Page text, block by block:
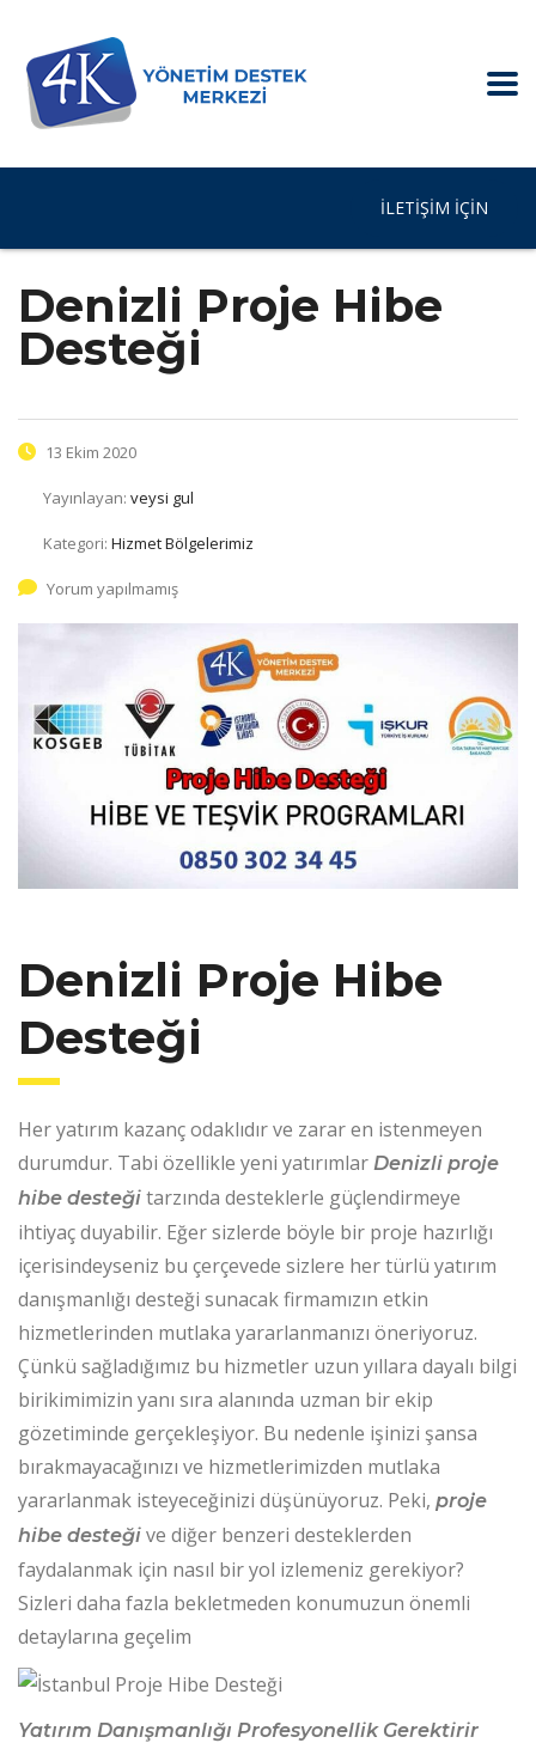
İLETIŞIM IÇIN
Denizli Proje Hibe
Desteği
13 Ekim 2020
Yayınlayan: veysi gul
Kategori: Hizmet Bölgelerimiz
Yorum yapılmamış
Denizli Proje Hibe
Desteği
Her yatırım kazanç odaklıdır ve zarar en istenmeyen
durumdur. Tabi özellikle yeni yatırımlar Denizli proje
hibe desteği tarzında desteklerle güçlendirmeye
ihtiyaç duyabilir. Eğer sizlerde böyle bir proje hazırlığı
içerisindeyseniz bu çerçevede sizlere her türlü yatırım
danışmanlığı desteği sunacak firmamızın etkin
hizmetlerinden mutlaka yararlanmanızı öneriyoruz.
Çünkü sağladığımız bu hizmetler uzun yıllara dayalı bilgi
birikimimizin yanı sıra alanında uzman bir ekip
gözetiminde gerçekleşiyor. Bu nedenle işinizi şansa
bırakmayacağınızı ve hizmetlerimizden mutlaka
yararlanmak isteyeceğinizi düşünüyoruz. Peki, proje
hibe desteği ve diğer benzeri desteklerden
faydalanmak için nasıl bir yol izlemeniz gerekiyor?
Sizleri daha fazla bekletmeden konumuzun önemli
detaylarına geçelim
Yatırım Danışmanlığı Profesyonellik Gerektirir